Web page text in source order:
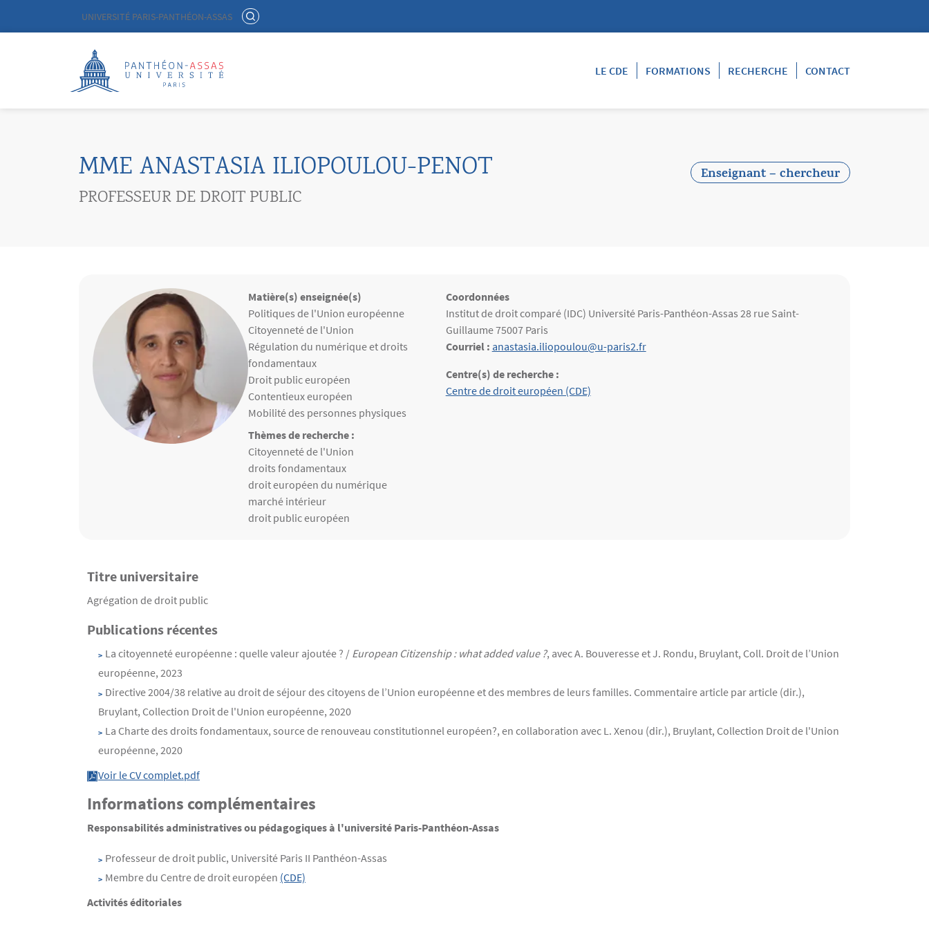
Menu liste site Custom EN
UNIVERSITÉ PARIS-PANTHÉON-ASSAS RECHERCHER
Logo
LE CDE
FORMATIONS RECHERCHE CONTACT
MME ANASTASIA ILIOPOULOU-PENOT
PROFESSEUR DE DROIT PUBLIC
Enseignant – chercheur
Matière(s) enseignée(s)
Matières enseignées
Politiques de l'Union européenne
Citoyenneté de l'Union
Régulation du numérique et droits
fondamentaux
Droit public européen
Contentieux européen
Mobilité des personnes physiques
Thèmes de recherche :
Thèmes de recherche
Citoyenneté de l'Union
droits fondamentaux
droit européen du numérique
marché intérieur
droit public européen
Coordonnées
Institut de droit comparé (IDC) Université Paris-Panthéon-Assas 28 rue Saint-
Guillaume 75007 Paris
Courriel : anastasia.iliopoulou@u-paris2.fr
Centre(s) de recherche :
Structure(s) de rattachement
Centre de droit européen (CDE)
Contenu
Texte
Titre universitaire
Agrégation de droit public
Publications récentes
La citoyenneté européenne : quelle valeur ajoutée ? / European Citizenship : what added value ?, avec A. Bouveresse et J. Rondu, Bruylant, Coll. Droit de l’Union
européenne, 2023
Directive 2004/38 relative au droit de séjour des citoyens de l’Union européenne et des membres de leurs familles. Commentaire article par article (dir.),
Bruylant, Collection Droit de l'Union européenne, 2020
La Charte des droits fondamentaux, source de renouveau constitutionnel européen?, en collaboration avec L. Xenou (dir.), Bruylant, Collection Droit de l'Union
européenne, 2020
Voir le CV complet.pdf
Informations complémentaires
Responsabilités administratives ou pédagogiques à l'université Paris-Panthéon-Assas
Professeur de droit public, Université Paris II Panthéon-Assas
Membre du Centre de droit européen (CDE)
Activités éditoriales